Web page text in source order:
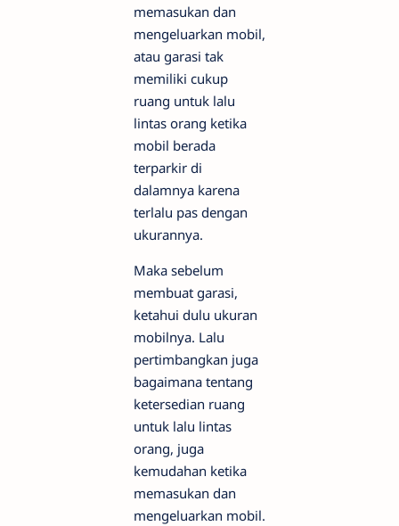
memasukan dan
mengeluarkan mobil,
atau garasi tak
memiliki cukup
ruang untuk lalu
lintas orang ketika
mobil berada
terparkir di
dalamnya karena
terlalu pas dengan
ukurannya.
Maka sebelum
membuat garasi,
ketahui dulu ukuran
mobilnya. Lalu
pertimbangkan juga
bagaimana tentang
ketersedian ruang
untuk lalu lintas
orang, juga
kemudahan ketika
memasukan dan
mengeluarkan mobil.